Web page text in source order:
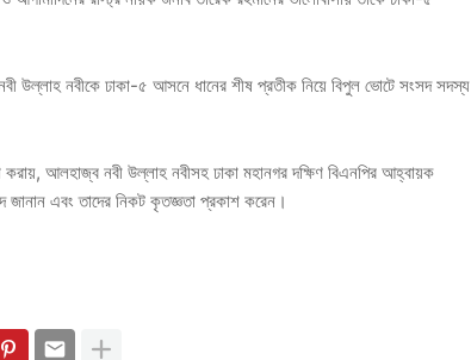
উল্লাহ নবীকে ঢাকা-৫ আসনে ধানের শীষ প্রতীক নিয়ে বিপুল ভোটে সংসদ সদস্য
করায়, আলহাজ্ব নবী উল্লাহ নবীসহ ঢাকা মহানগর দক্ষিণ বিএনপির আহ্বায়ক
এবং তাদের নিকট কৃতজ্ঞতা প্রকাশ করেন।